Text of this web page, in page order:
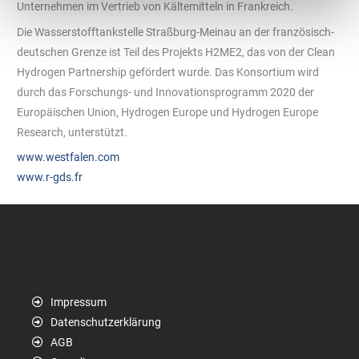
Unternehmen im Vertrieb von Kältemitteln in Frankreich.
Die Wasserstofftankstelle Straßburg-Meinau an der französisch-
deutschen Grenze ist Teil des Projekts H2ME2, das von der Clean
Hydrogen Partnership gefördert wurde. Das Konsortium wird
durch das Forschungs- und Innovationsprogramm 2020 der
Europäischen Union, Hydrogen Europe und Hydrogen Europe
Research, unterstützt.
www.westfalen.com
www.r-gds.fr
Impressum
Datenschutzerklärung
AGB